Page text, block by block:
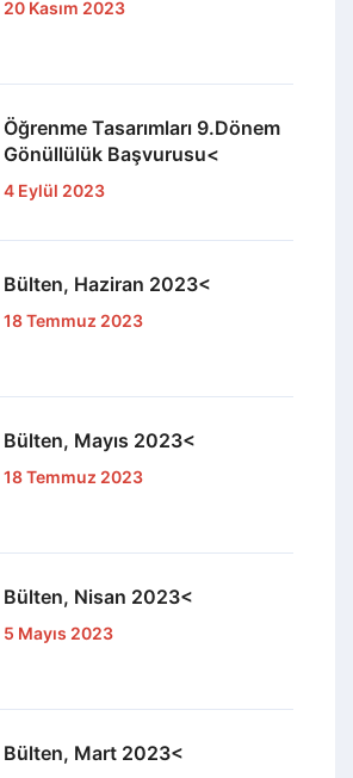
20 Kasım 2023
Öğrenme Tasarımları 9.Dönem
Gönüllülük Başvurusu<
4 Eylül 2023
Bülten, Haziran 2023<
18 Temmuz 2023
Bülten, Mayıs 2023<
18 Temmuz 2023
Bülten, Nisan 2023<
5 Mayıs 2023
Bülten, Mart 2023<